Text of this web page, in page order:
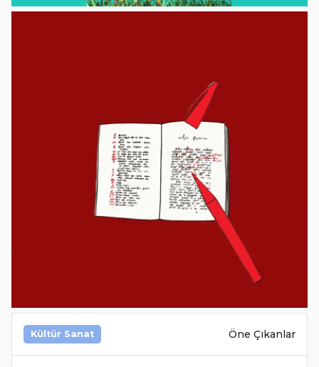
Kültür Sanat Öne Çıkanlar